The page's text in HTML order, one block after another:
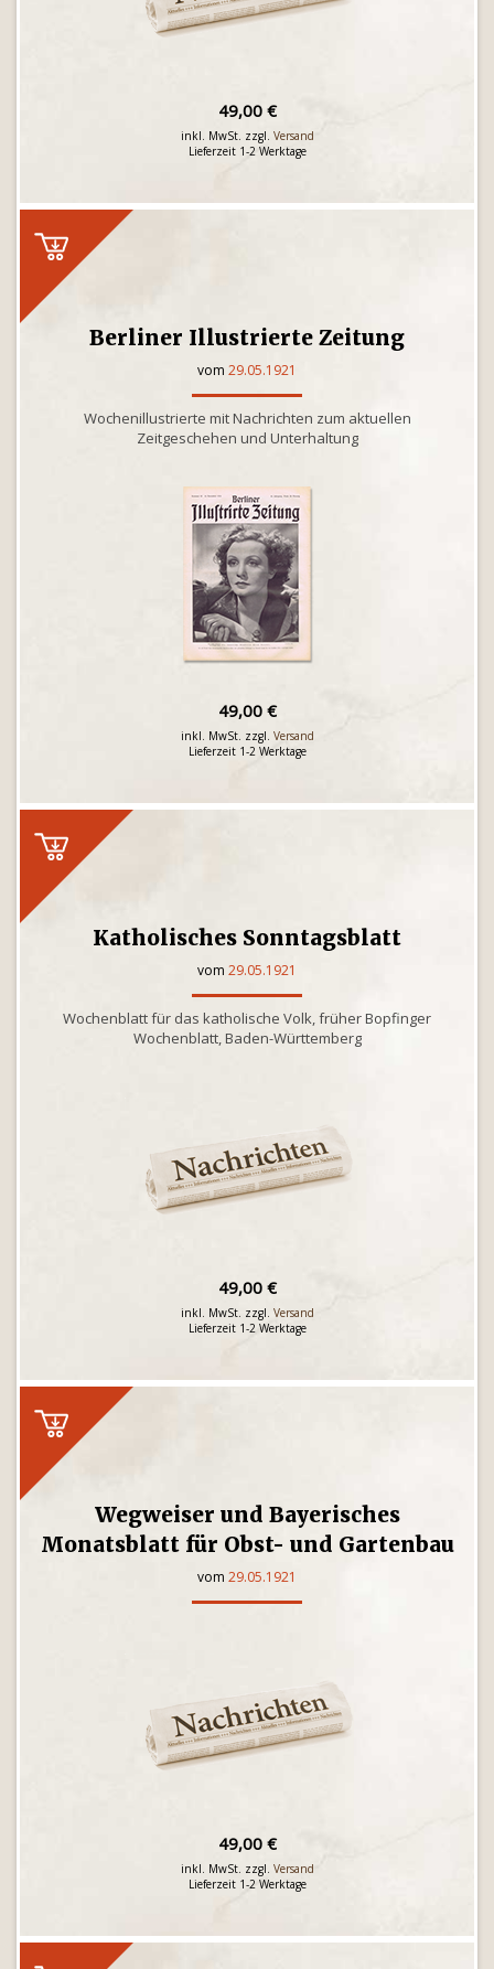
49,00 €
inkl. MwSt. zzgl. Versand
Lieferzeit 1-2 Werktage
Berliner Illustrierte Zeitung
vom 29.05.1921
Wochenillustrierte mit Nachrichten zum aktuellen
Zeitgeschehen und Unterhaltung
49,00 €
inkl. MwSt. zzgl. Versand
Lieferzeit 1-2 Werktage
Katholisches Sonntagsblatt
vom 29.05.1921
Wochenblatt für das katholische Volk, früher Bopfinger
Wochenblatt, Baden-Württemberg
49,00 €
inkl. MwSt. zzgl. Versand
Lieferzeit 1-2 Werktage
Wegweiser und Bayerisches
Monatsblatt für Obst- und Gartenbau
vom 29.05.1921
49,00 €
inkl. MwSt. zzgl. Versand
Lieferzeit 1-2 Werktage